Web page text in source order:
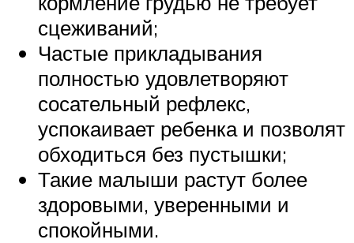
сцеживаний;
Частые прикладывания
полностью удовлетворяют
сосательный рефлекс,
успокаивает ребенка и позволят
обходиться без пустышки;
Такие малыши растут более
здоровыми, уверенными и
спокойными.